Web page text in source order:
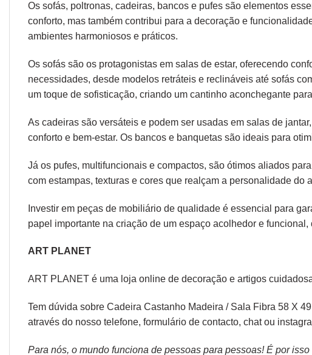
Os sofás, poltronas, cadeiras, bancos e pufes são elementos
conforto, mas também contribui para a decoração e
ambientes harmoniosos e práticos.
Os sofás são os protagonistas em salas de estar, oferecendo
necessidades, desde modelos retráteis e reclináveis até sofás
um toque de sofisticação, criando um cantinho aconchegante
As cadeiras são versáteis e podem ser usadas em salas de
conforto e bem-estar. Os bancos e banquetas são ideais para
Já os pufes, multifuncionais e compactos, são ótimos aliados
com estampas, texturas e cores que realçam a personalidade do
Investir em peças de mobiliário de qualidade é essencial para
papel importante na criação de um espaço acolhedor e
ART PLANET
ART PLANET é uma loja online de decoração e artigos
Tem dúvida sobre Cadeira Castanho Madeira / Sala Fibra 58 X
através do nosso telefone, formulário de contacto, chat ou
Para nós, o mundo funciona de pessoas para pessoas! É por